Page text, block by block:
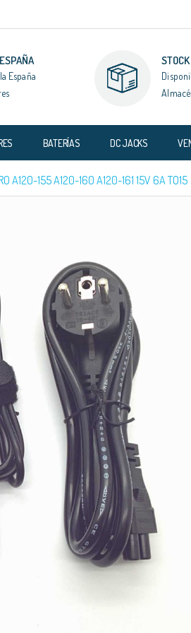
España
BATERÍAS DC JACKS
A120-155 A120-160 A120-161 15V 6A TO15